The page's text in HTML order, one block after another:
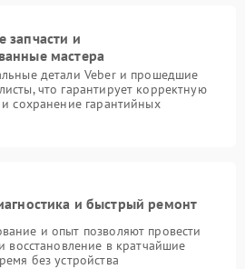
запчасти и
мастера
детали Veber и прошедшие
что гарантирует корректную
сохранение гарантийных
и быстрый ремонт
и опыт позволяют провести
восстановление в кратчайшие
без устройства